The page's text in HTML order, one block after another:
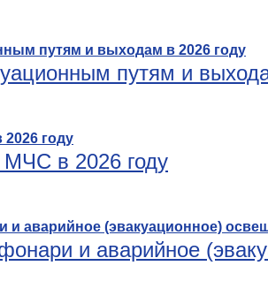
путям и
МЧС в 2026 году
и аварийное